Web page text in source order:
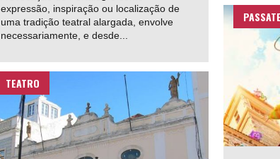
expressão, inspiração ou localização de
uma tradição teatral alargada, envolve
necessariamente, e desde...
TEATRO